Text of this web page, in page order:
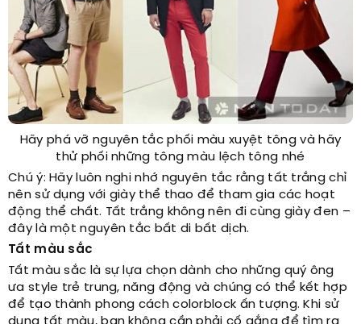
Hãy phá vỡ nguyên tắc phối màu xuyệt tông và hãy
thử phối những tông màu lệch tông nhé
Chú ý: Hãy luôn nghi nhớ nguyên tắc rằng tất trắng chỉ
nên sử dụng với giày thể thao để tham gia các hoạt
động thể chất. Tất trắng không nên đi cùng giày đen –
đây là một nguyên tắc bất di bất dịch.
Tất màu sắc
Tất màu sắc là sự lựa chọn dành cho những quý ông
ưa style trẻ trung, năng động và chúng có thể kết hợp
để tạo thành phong cách colorblock ấn tượng. Khi sử